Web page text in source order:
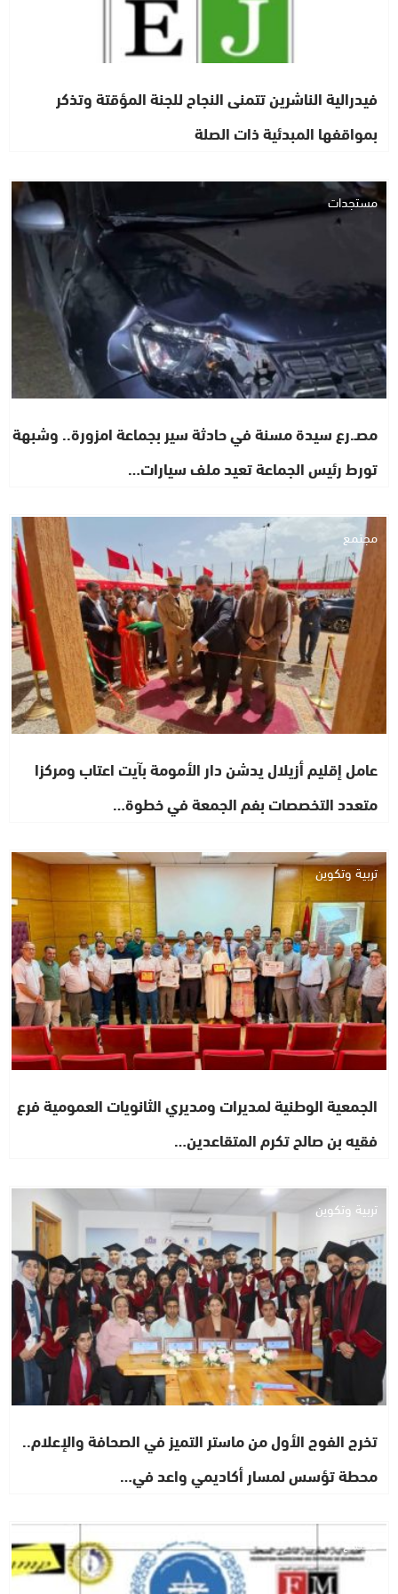
فيدرالية الناشرين تتمنى النجاح للجنة المؤقتة وتذكر
بمواقفها المبدئية ذات الصلة
مستجدات
مصـ.رع سيدة مسنة في حادثة سير بجماعة امزورة.. وشبهة
تورط رئيس الجماعة تعيد ملف سيارات…
مجتمع
عامل إقليم أزيلال يدشن دار الأمومة بآيت اعتاب ومركزا
متعدد التخصصات بفم الجمعة في خطوة…
تربية وتكوين
الجمعية الوطنية لمديرات ومديري الثانويات العمومية فرع
فقيه بن صالح تكرم المتقاعدين…
تربية وتكوين
تخرج الفوج الأول من ماستر التميز في الصحافة والإعلام..
محطة تؤسس لمسار أكاديمي واعد في…
مجتمع